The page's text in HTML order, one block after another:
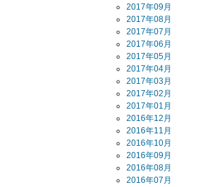
2017年09月
2017年08月
2017年07月
2017年06月
2017年05月
2017年04月
2017年03月
2017年02月
2017年01月
2016年12月
2016年11月
2016年10月
2016年09月
2016年08月
2016年07月